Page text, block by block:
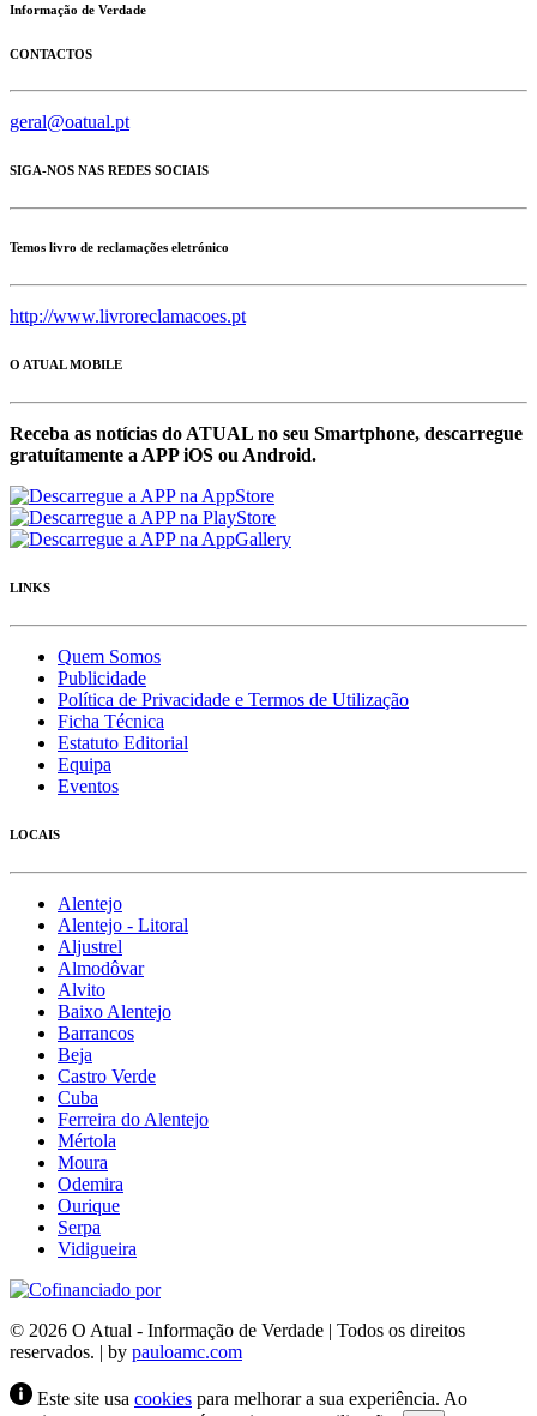
Informação de Verdade
CONTACTOS
geral@oatual.pt
SIGA-NOS NAS REDES SOCIAIS
Temos livro de reclamações eletrónico
http://www.livroreclamacoes.pt
O ATUAL MOBILE
Receba as notícias do ATUAL no seu Smartphone, descarregue
gratuítamente a APP iOS ou Android.
LINKS
Quem Somos
Publicidade
Política de Privacidade e Termos de Utilização
Ficha Técnica
Estatuto Editorial
Equipa
Eventos
LOCAIS
Alentejo
Alentejo - Litoral
Aljustrel
Almodôvar
Alvito
Baixo Alentejo
Barrancos
Beja
Castro Verde
Cuba
Ferreira do Alentejo
Mértola
Moura
Odemira
Ourique
Serpa
Vidigueira
© 2026 O Atual - Informação de Verdade | Todos os direitos
reservados. | by pauloamc.com
Este site usa cookies para melhorar a sua experiência. Ao